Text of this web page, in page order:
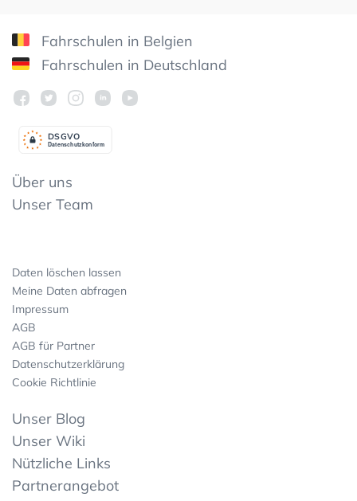
Fahrschulen in Belgien
Fahrschulen in Deutschland
Datenschutzkonform
DSGVO
Über uns
Unser Team
Daten löschen lassen
Meine Daten abfragen
Impressum
AGB
AGB für Partner
Datenschutzerklärung
Cookie Richtlinie
Unser Blog
Unser Wiki
Nützliche Links
Partnerangebot